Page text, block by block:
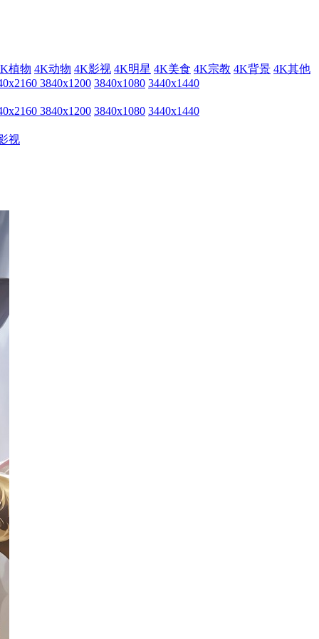
植物 4K动物 4K影视 4K明星 4K美食 4K宗教 4K背景 4K其他
3840x1200 3840x1080 3440x1440
3840x1200 3840x1080 3440x1440
视